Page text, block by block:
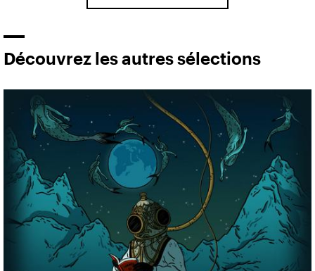
Découvrez les autres sélections